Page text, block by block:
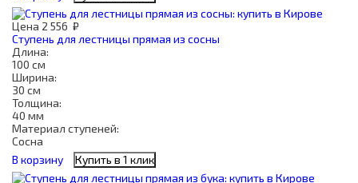
Цена 2 556 ₽
Ступень для лестницы прямая из сосны
Длина:
100 см
Ширина:
30 см
Толщина:
40 мм
Материал ступеней:
Сосна
В корзину
Купить в 1 клик